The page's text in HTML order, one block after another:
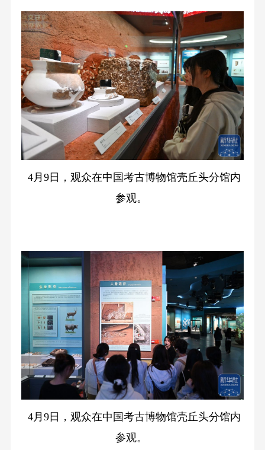
4月9日，观众在中国考古博物馆壳丘头分馆内
参观。
4月9日，观众在中国考古博物馆壳丘头分馆内
参观。